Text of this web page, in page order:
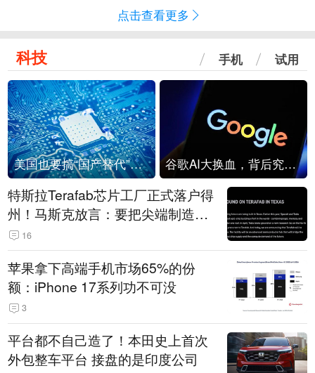
点击查看更多
科技 手机 试用
美国也要搞“国产替代”？先算清三笔账 谷歌AI大换血，背后究竟发生了什么？
特斯拉Terafab芯片工厂正式落户得
州！马斯克放言：要把尖端制造带
回美国
16
苹果拿下高端手机市场65%的份
额：iPhone 17系列功不可没
3
平台都不自己造了！本田史上首次
外包整车平台 接盘的是印度公司